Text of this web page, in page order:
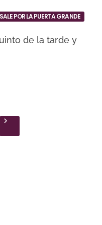
POR LA PUERTA GRANDE